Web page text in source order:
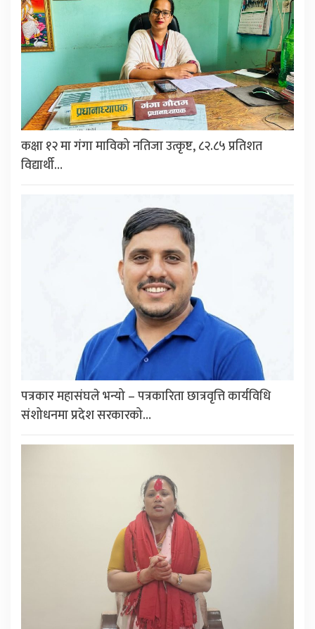
कक्षा १२ मा गंगा माविको नतिजा उत्कृष्ट, ८२.८५ प्रतिशत
विद्यार्थी…
पत्रकार महासंघले भन्यो – पत्रकारिता छात्रवृत्ति कार्यविधि
संशोधनमा प्रदेश सरकारको…